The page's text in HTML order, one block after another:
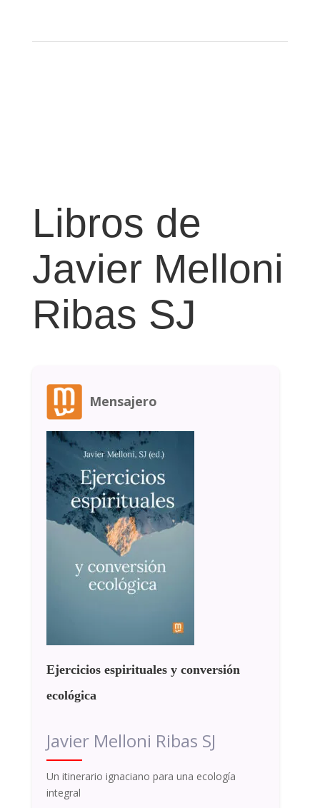
Libros de
Javier Melloni
Ribas SJ
Mensajero
Ejercicios espirituales y conversión
ecológica
Javier Melloni Ribas SJ
Un itinerario ignaciano para una ecología
integral